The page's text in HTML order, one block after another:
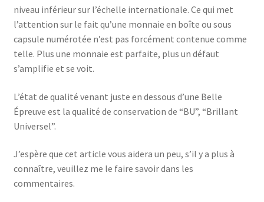
niveau inférieur sur l’échelle internationale. Ce qui met
l’attention sur le fait qu’une monnaie en boîte ou sous
capsule numérotée n’est pas forcément contenue comme
telle. Plus une monnaie est parfaite, plus un défaut
s’amplifie et se voit.
L’état de qualité venant juste en dessous d’une Belle
Épreuve est la qualité de conservation de “BU”, “Brillant
Universel”.
J’espère que cet article vous aidera un peu, s’il y a plus à
connaître, veuillez me le faire savoir dans les
commentaires.